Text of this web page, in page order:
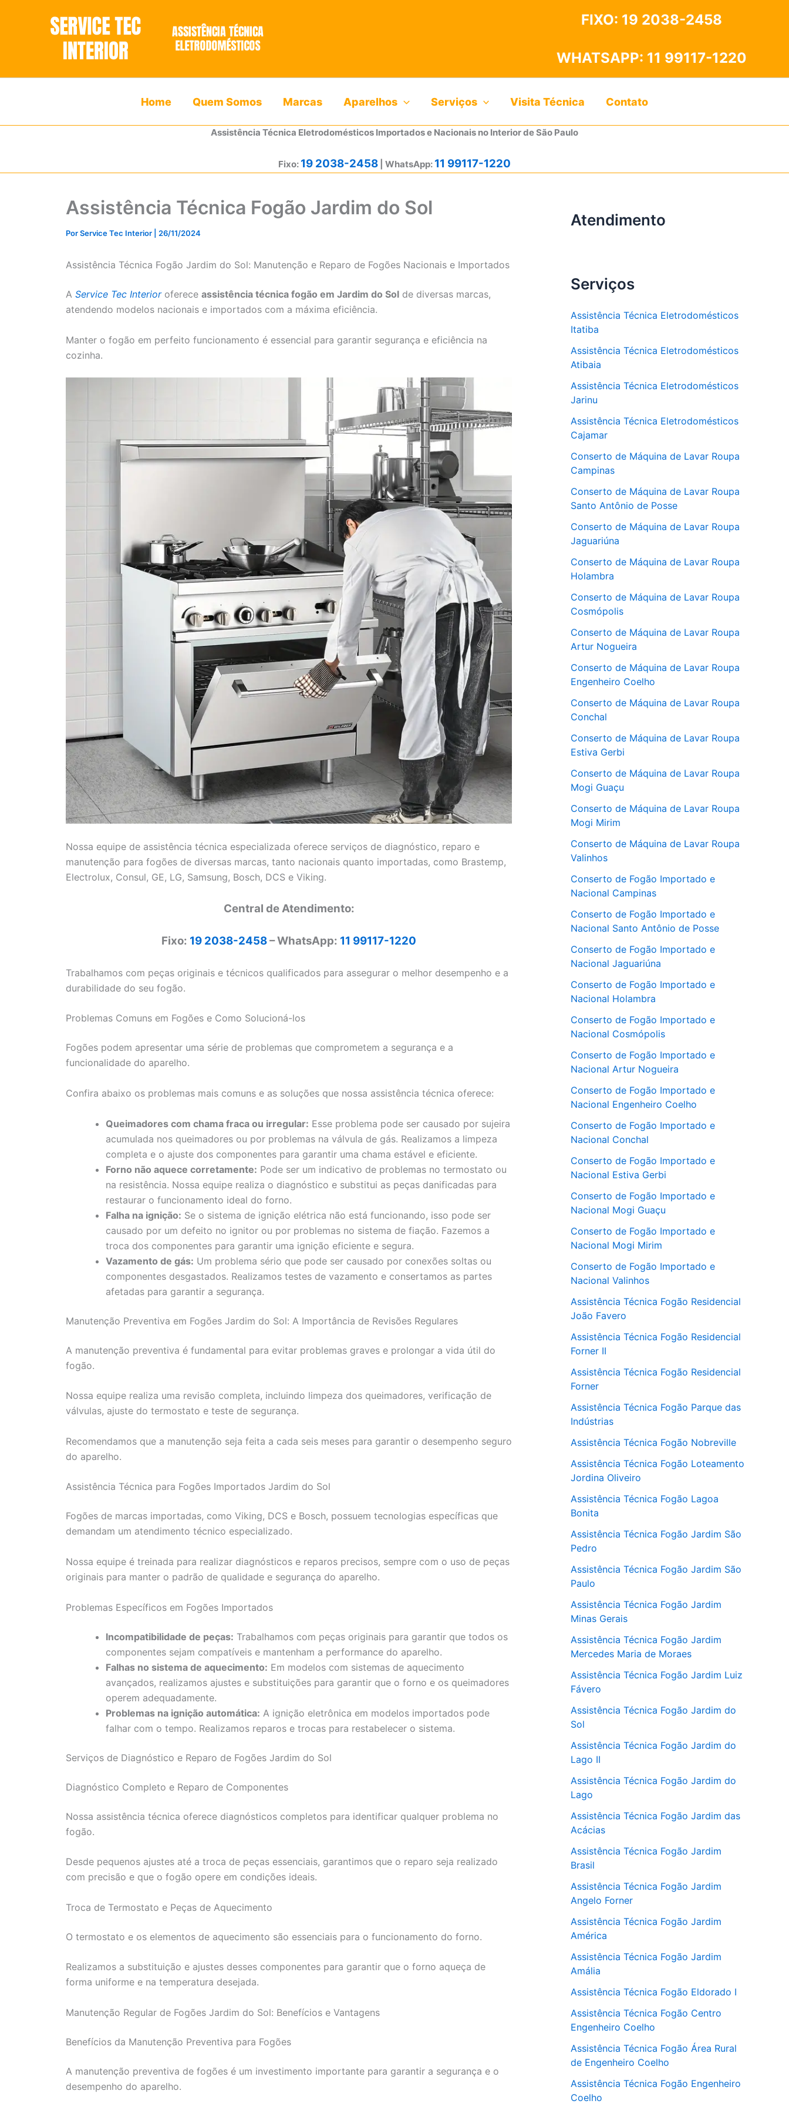
FIXO: 19 2038-2458
WHATSAPP: 11 99117-1220
Home Quem Somos Marcas Aparelhos Serviços Visita Técnica Contato
Assistência Técnica Eletrodomésticos Importados e Nacionais no Interior de São Paulo
Fixo: 19 2038-2458 | WhatsApp: 11 99117-1220
Assistência Técnica Fogão Jardim do Sol
PorService Tec Interior 26/11/2024
Assistência Técnica Fogão Jardim do Sol: Manutenção e Reparo de Fogões Nacionais e Importados
A Service Tec Interioroferece assistência técnica fogão em Jardim do Sol de diversas marcas,
atendendo modelos nacionais e importados com a máxima eficiência.
Manter o fogão em perfeito funcionamento é essencial para garantir segurança e eficiência na
cozinha.
Nossa equipe de assistência técnica especializada oferece serviços de diagnóstico, reparo e
manutenção para fogões de diversas marcas, tanto nacionais quanto importadas, como Brastemp,
Electrolux, Consul, GE, LG, Samsung, Bosch, DCS e Viking.
Central de Atendimento:
Fixo: 19 2038-2458– WhatsApp: 11 99117-1220
Trabalhamos com peças originais e técnicos qualificados para assegurar o melhor desempenho e a
durabilidade do seu fogão.
Problemas Comuns em Fogões e Como Solucioná-los
Fogões podem apresentar uma série de problemas que comprometem a segurança e a
funcionalidade do aparelho.
Confira abaixo os problemas mais comuns e as soluções que nossa assistência técnica oferece:
Queimadores com chama fraca ou irregular: Esse problema pode ser causado por sujeira
acumulada nos queimadores ou por problemas na válvula de gás. Realizamos a limpeza
completa e o ajuste dos componentes para garantir uma chama estável e eficiente.
Forno não aquece corretamente: Pode ser um indicativo de problemas no termostato ou
na resistência. Nossa equipe realiza o diagnóstico e substitui as peças danificadas para
restaurar o funcionamento ideal do forno.
Falha na ignição: Se o sistema de ignição elétrica não está funcionando, isso pode ser
causado por um defeito no ignitor ou por problemas no sistema de fiação. Fazemos a
troca dos componentes para garantir uma ignição eficiente e segura.
Vazamento de gás: Um problema sério que pode ser causado por conexões soltas ou
componentes desgastados. Realizamos testes de vazamento e consertamos as partes
afetadas para garantir a segurança.
Manutenção Preventiva em Fogões Jardim do Sol: A Importância de Revisões Regulares
A manutenção preventiva é fundamental para evitar problemas graves e prolongar a vida útil do
fogão.
Nossa equipe realiza uma revisão completa, incluindo limpeza dos queimadores, verificação de
válvulas, ajuste do termostato e teste de segurança.
Recomendamos que a manutenção seja feita a cada seis meses para garantir o desempenho seguro
do aparelho.
Assistência Técnica para Fogões Importados Jardim do Sol
Fogões de marcas importadas, como Viking, DCS e Bosch, possuem tecnologias específicas que
demandam um atendimento técnico especializado.
Nossa equipe é treinada para realizar diagnósticos e reparos precisos, sempre com o uso de peças
originais para manter o padrão de qualidade e segurança do aparelho.
Problemas Específicos em Fogões Importados
Incompatibilidade de peças: Trabalhamos com peças originais para garantir que todos os
componentes sejam compatíveis e mantenham a performance do aparelho.
Falhas no sistema de aquecimento: Em modelos com sistemas de aquecimento
avançados, realizamos ajustes e substituições para garantir que o forno e os queimadores
operem adequadamente.
Problemas na ignição automática: A ignição eletrônica em modelos importados pode
falhar com o tempo. Realizamos reparos e trocas para restabelecer o sistema.
Serviços de Diagnóstico e Reparo de Fogões Jardim do Sol
Diagnóstico Completo e Reparo de Componentes
Nossa assistência técnica oferece diagnósticos completos para identificar qualquer problema no
fogão.
Desde pequenos ajustes até a troca de peças essenciais, garantimos que o reparo seja realizado
com precisão e que o fogão opere em condições ideais.
Troca de Termostato e Peças de Aquecimento
O termostato e os elementos de aquecimento são essenciais para o funcionamento do forno.
Realizamos a substituição e ajustes desses componentes para garantir que o forno aqueça de
forma uniforme e na temperatura desejada.
Manutenção Regular de Fogões Jardim do Sol: Benefícios e Vantagens
Benefícios da Manutenção Preventiva para Fogões
A manutenção preventiva de fogões é um investimento importante para garantir a segurança e o
desempenho do aparelho.
Atendimento
Serviços
Assistência Técnica Eletrodomésticos
Itatiba
Assistência Técnica Eletrodomésticos
Atibaia
Assistência Técnica Eletrodomésticos
Jarinu
Assistência Técnica Eletrodomésticos
Cajamar
Conserto de Máquina de Lavar Roupa
Campinas
Conserto de Máquina de Lavar Roupa
Santo Antônio de Posse
Conserto de Máquina de Lavar Roupa
Jaguariúna
Conserto de Máquina de Lavar Roupa
Holambra
Conserto de Máquina de Lavar Roupa
Cosmópolis
Conserto de Máquina de Lavar Roupa
Artur Nogueira
Conserto de Máquina de Lavar Roupa
Engenheiro Coelho
Conserto de Máquina de Lavar Roupa
Conchal
Conserto de Máquina de Lavar Roupa
Estiva Gerbi
Conserto de Máquina de Lavar Roupa
Mogi Guaçu
Conserto de Máquina de Lavar Roupa
Mogi Mirim
Conserto de Máquina de Lavar Roupa
Valinhos
Conserto de Fogão Importado e
Nacional Campinas
Conserto de Fogão Importado e
Nacional Santo Antônio de Posse
Conserto de Fogão Importado e
Nacional Jaguariúna
Conserto de Fogão Importado e
Nacional Holambra
Conserto de Fogão Importado e
Nacional Cosmópolis
Conserto de Fogão Importado e
Nacional Artur Nogueira
Conserto de Fogão Importado e
Nacional Engenheiro Coelho
Conserto de Fogão Importado e
Nacional Conchal
Conserto de Fogão Importado e
Nacional Estiva Gerbi
Conserto de Fogão Importado e
Nacional Mogi Guaçu
Conserto de Fogão Importado e
Nacional Mogi Mirim
Conserto de Fogão Importado e
Nacional Valinhos
Assistência Técnica Fogão Residencial
João Favero
Assistência Técnica Fogão Residencial
Forner II
Assistência Técnica Fogão Residencial
Forner
Assistência Técnica Fogão Parque das
Indústrias
Assistência Técnica Fogão Nobreville
Assistência Técnica Fogão Loteamento
Jordina Oliveiro
Assistência Técnica Fogão Lagoa
Bonita
Assistência Técnica Fogão Jardim São
Pedro
Assistência Técnica Fogão Jardim São
Paulo
Assistência Técnica Fogão Jardim
Minas Gerais
Assistência Técnica Fogão Jardim
Mercedes Maria de Moraes
Assistência Técnica Fogão Jardim Luiz
Fávero
Assistência Técnica Fogão Jardim do
Sol
Assistência Técnica Fogão Jardim do
Lago II
Assistência Técnica Fogão Jardim do
Lago
Assistência Técnica Fogão Jardim das
Acácias
Assistência Técnica Fogão Jardim
Brasil
Assistência Técnica Fogão Jardim
Angelo Forner
Assistência Técnica Fogão Jardim
América
Assistência Técnica Fogão Jardim
Amália
Assistência Técnica Fogão Eldorado I
Assistência Técnica Fogão Centro
Engenheiro Coelho
Assistência Técnica Fogão Área Rural
de Engenheiro Coelho
Assistência Técnica Fogão Engenheiro
Coelho